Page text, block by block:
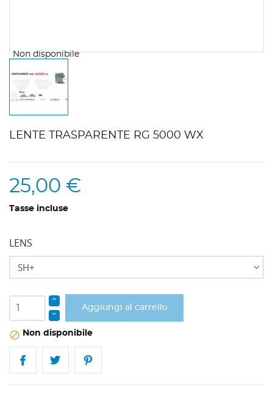
Non disponibile
LENTE TRASPARENTE RG 5000 WX
25,00 €
Tasse incluse
LENS
Aggiungi al carrello
 Non disponibile